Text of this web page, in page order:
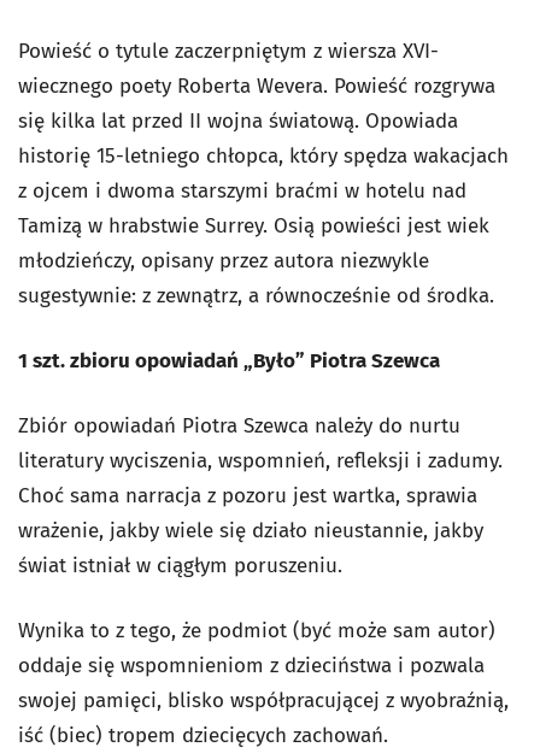
Powieść o tytule zaczerpniętym z wiersza XVI-
wiecznego poety Roberta Wevera. Powieść rozgrywa
się kilka lat przed II wojna światową. Opowiada
historię 15-letniego chłopca, który spędza wakacjach
z ojcem i dwoma starszymi braćmi w hotelu nad
Tamizą w hrabstwie Surrey. Osią powieści jest wiek
młodzieńczy, opisany przez autora niezwykle
sugestywnie: z zewnątrz, a równocześnie od środka.
1 szt. zbioru opowiadań „Było” Piotra Szewca
Zbiór opowiadań Piotra Szewca należy do nurtu
literatury wyciszenia, wspomnień, refleksji i zadumy.
Choć sama narracja z pozoru jest wartka, sprawia
wrażenie, jakby wiele się działo nieustannie, jakby
świat istniał w ciągłym poruszeniu.
Wynika to z tego, że podmiot (być może sam autor)
oddaje się wspomnieniom z dzieciństwa i pozwala
swojej pamięci, blisko współpracującej z wyobraźnią,
iść (biec) tropem dziecięcych zachowań.